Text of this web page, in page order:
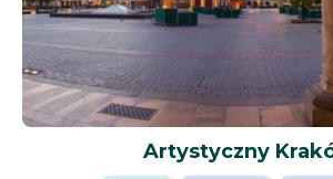
Artystyczny